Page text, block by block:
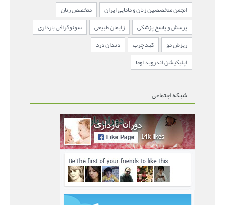
انجمن متخصصین زنان و مامایی ایران
متخصص زنان
پرسش و پاسخ پزشکی
زایمان طبیعی
سونوگرافی بارداری
ریزش مو
کبد چرب
دندان درد
اپلیکیشن اندروید اوما
شبکه اجتماعی